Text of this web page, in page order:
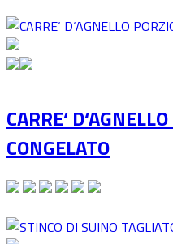
CARRE‘
CONGELATO